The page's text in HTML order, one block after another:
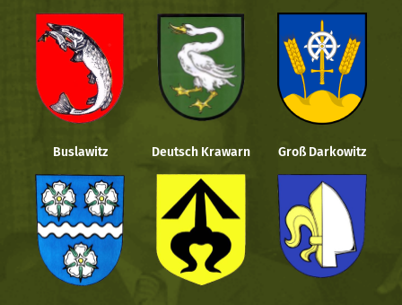
Buslawitz Deutsch Krawarn Groß Darkowitz